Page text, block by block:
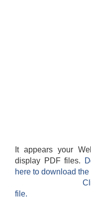
It appears your
display PDF files.
here to download
file.